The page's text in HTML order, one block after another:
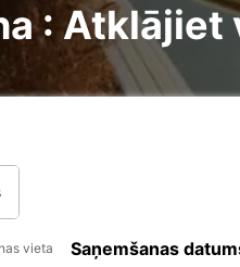
: Atklājiet
vieta Saņemšanas